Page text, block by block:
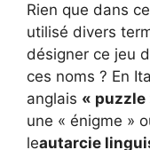
Rien que dans
utilisé divers
désigner ce jeu
ces noms ? En
anglais « puzzle
une « énigme »
leautarcie